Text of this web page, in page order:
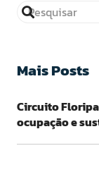
Mais Posts
Circuito
ocupação e